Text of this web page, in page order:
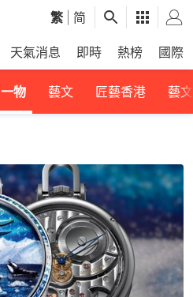
繁 简
天氣消息 即時 熱榜 國際
一物 藝文 匠藝香港 藝